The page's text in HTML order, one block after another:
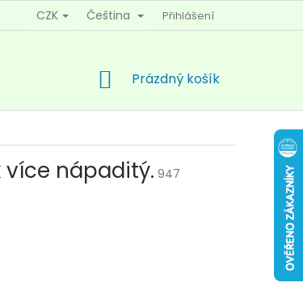
OSOBNÍCH ÚDAJŮ KONTAKTY
CZK Čeština Přihlášení
NÁKUPNÍ
Prázdný košík
více nápaditý. 947